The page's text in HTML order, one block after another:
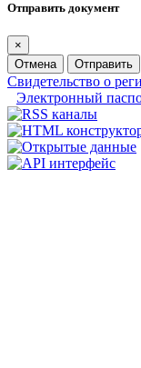
Отправить документ
×
Отмена
Отправить
Свидетельство о
Электронный